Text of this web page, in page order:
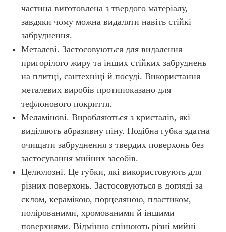
частина виготовлена ​​з твердого матеріалу,
завдяки чому можна видаляти навіть стійкі
забруднення.
Металеві. Застосовуються для видалення
пригорілого жиру та інших стійких забруднень
на плитці, сантехніці й посуді. Використання
металевих виробів протипоказано для
тефлонового покриття.
Меламінові. Виробляються з кристалів, які
виділяють абразивну піну. Подібна губка здатна
очищати забруднення з твердих поверхонь без
застосування мийних засобів.
Целюлозні. Це губки, які використовують для
різних поверхонь. Застосовуються в догляді за
склом, керамікою, порцеляною, пластиком,
полірованими, хромованими й іншими
поверхнями. Відмінно спінюють різні мийні